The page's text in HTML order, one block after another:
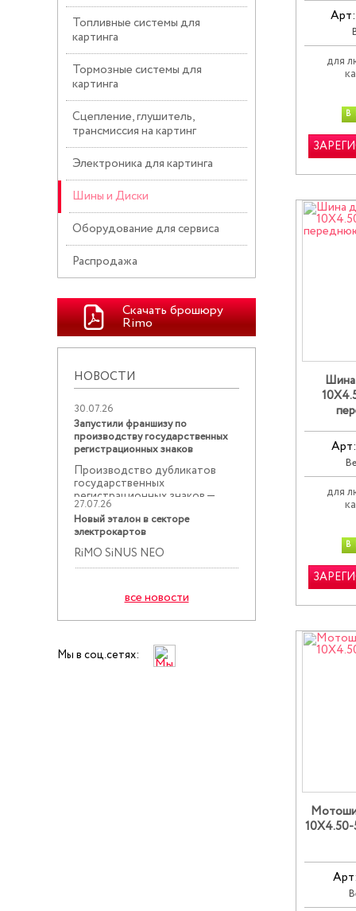
Топливные системы для
картинга
Тормозные системы для
картинга
Сцепление, глушитель,
трансмиссия на картинг
Электроника для картинга
Шины и Диски
Оборудование для сервиса
Распродажа
Скачать брошюру
Rimo
НОВОСТИ
30.07.26
Запустили франшизу по
производству государственных
регистрационных знаков
Производство дубликатов
государственных
регистрационных знаков —
востребованное ...
27.07.26
Новый эталон в секторе
электрокартов
RiMO SiNUS NEO
все новости
Мы в соц.сетях:
для
В
Шина
для
В
10X4.50-